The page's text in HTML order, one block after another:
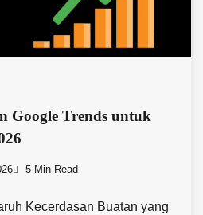
Google Trends untuk
5 Min Read
Kecerdasan Buatan yang